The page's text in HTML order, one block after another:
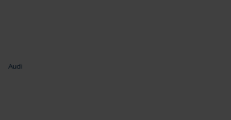
Audi